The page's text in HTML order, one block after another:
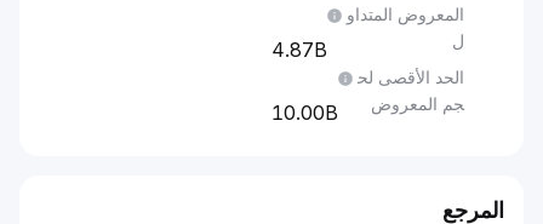
المعروض المتداو
ل
4.87B
الحد الأقصى لح
جم المعروض
10.00B
المرجع